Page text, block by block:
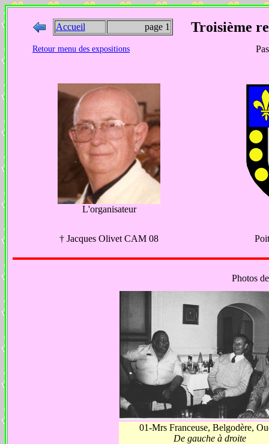
Accueil page 1 Troisième
Retour menu des expositions
L'organisateur
† Jacques Olivet CAM 08
Photos
01-Mrs Franceuse, Belgodère,
De gauche à droite